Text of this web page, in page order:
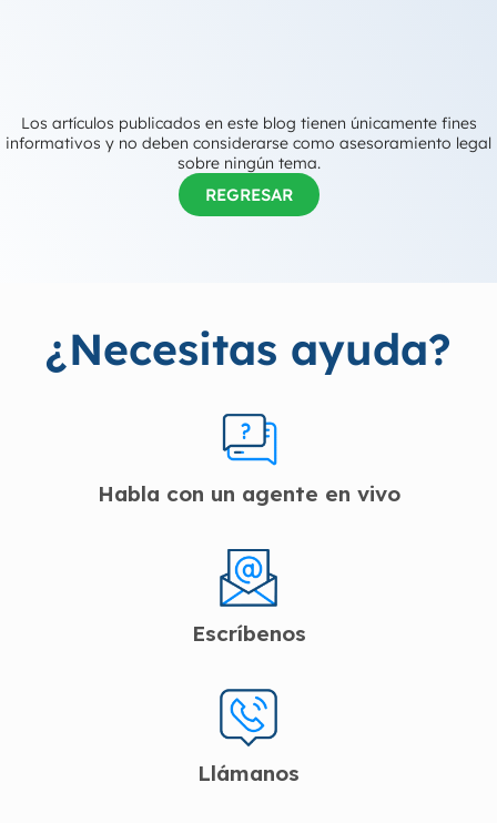
Los artículos publicados en este blog tienen únicamente fines
informativos y no deben considerarse como asesoramiento legal
sobre ningún tema.
REGRESAR
¿Necesitas ayuda?
Habla con un agente en vivo
Escríbenos
Llámanos